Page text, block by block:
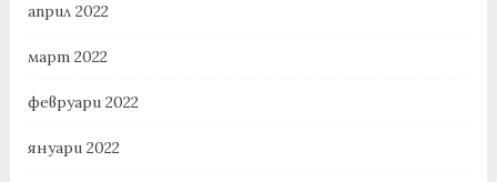
април 2022
март 2022
февруари 2022
януари 2022